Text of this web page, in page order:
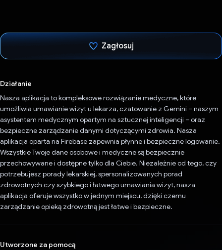
Zagłosuj
Działanie
Nasza aplikacja to kompleksowe rozwiązanie medyczne, które
umożliwia umawianie wizyt u lekarza, czatowanie z Gemini – naszym
asystentem medycznym opartym na sztucznej inteligencji – oraz
bezpieczne zarządzanie danymi dotyczącymi zdrowia. Nasza
aplikacja oparta na Firebase zapewnia płynne i bezpieczne logowanie.
Wszystkie Twoje dane osobowe i medyczne są bezpiecznie
przechowywane i dostępne tylko dla Ciebie. Niezależnie od tego, czy
potrzebujesz porady lekarskiej, spersonalizowanych porad
zdrowotnych czy szybkiego i łatwego umawiania wizyt, nasza
aplikacja oferuje wszystko w jednym miejscu, dzięki czemu
zarządzanie opieką zdrowotną jest łatwe i bezpieczne.
Utworzone za pomocą